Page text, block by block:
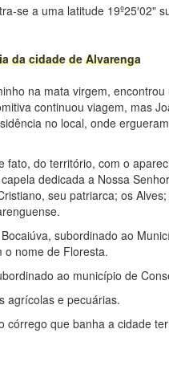
se a uma latitude 19º25′02"
da cidade de Alvarenga
na mata virgem,
continuou viagem, mas
no local, onde
do território, com o
dedicada a Nossa
seu patriarca; os
subordinado ao
o nome de Floresta.
ao município de
agrícolas e pecuárias.
córrego que banha a cidade